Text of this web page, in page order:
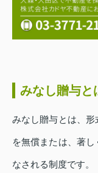
みなし贈与と
みなし贈与とは、
を無償または、著
なされる制度です。